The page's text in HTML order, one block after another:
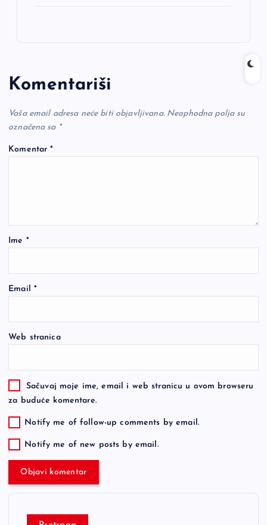
Komentariši
Vaša email adresa neće biti objavljivana. Neophodna polja su
označena sa *
Komentar*
Ime *
Email *
Web stranica
Sačuvaj moje ime, email i web stranicu u ovom browseru
za buduće komentare.
Notify me of follow-up comments by email.
Notify me of new posts by email.